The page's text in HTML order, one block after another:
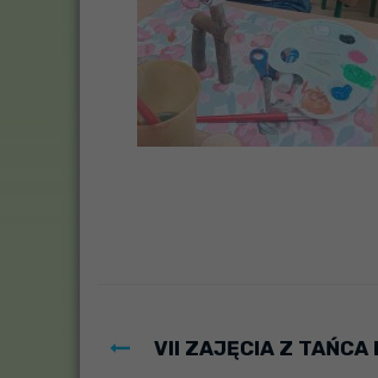
VII ZAJĘCIA Z TAŃCA